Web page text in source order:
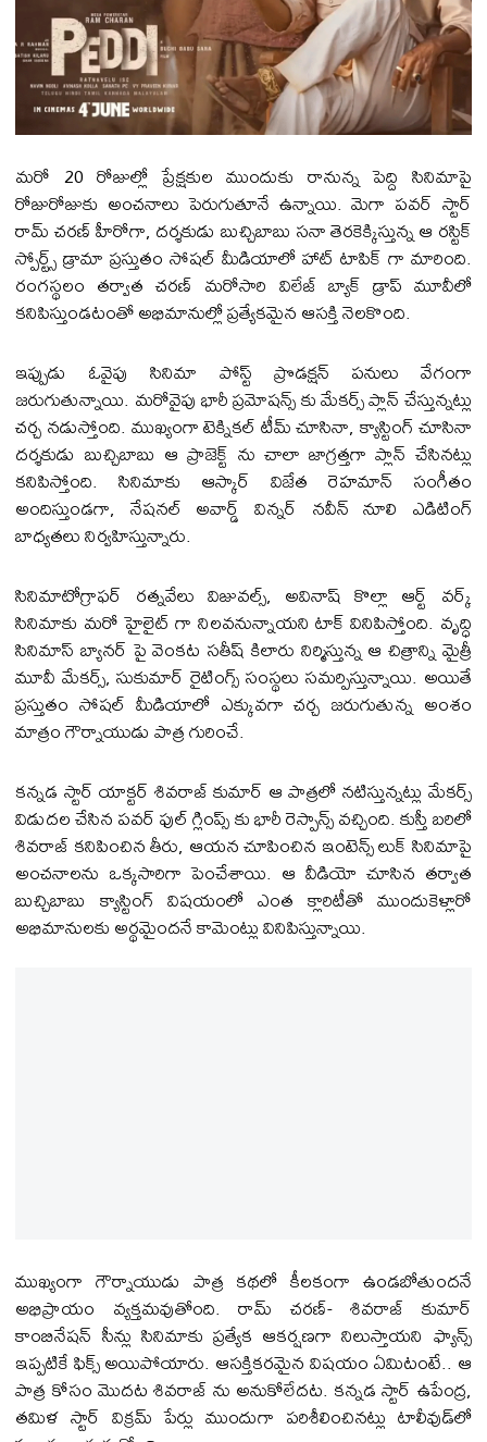
మరో 20 రోజుల్లో ప్రేక్షకుల ముందుకు రానున్న పెద్ది సినిమాపై
రోజురోజుకు అంచనాలు పెరుగుతూనే ఉన్నాయి. మెగా పవర్ స్టార్
రామ్ చరణ్ హీరోగా, దర్శకుడు బుచ్చిబాబు సనా తెరకెక్కిస్తున్న ఆ రస్టిక్
స్పోర్ట్స్ డ్రామా ప్రస్తుతం సోషల్ మీడియాలో హాట్ టాపిక్‌ గా మారింది.
రంగస్థలం తర్వాత చరణ్ మరోసారి విలేజ్ బ్యాక్‌ డ్రాప్‌ మూవీలో
కనిపిస్తుండటంతో అభిమానుల్లో ప్రత్యేకమైన ఆసక్తి నెలకొంది.
ఇప్పుడు ఓవైపు సినిమా పోస్ట్ ప్రొడక్షన్ పనులు వేగంగా
జరుగుతున్నాయి. మరోవైపు భారీ ప్రమోషన్స్‌ కు మేకర్స్ ప్లాన్ చేస్తున్నట్లు
చర్చ నడుస్తోంది. ముఖ్యంగా టెక్నికల్ టీమ్ చూసినా, క్యాస్టింగ్ చూసినా
దర్శకుడు బుచ్చిబాబు ఆ ప్రాజెక్ట్‌ ను చాలా జాగ్రత్తగా ప్లాన్ చేసినట్లు
కనిపిస్తోంది. సినిమాకు ఆస్కార్ విజేత రెహమాన్ సంగీతం
అందిస్తుండగా, నేషనల్ అవార్డ్ విన్నర్ నవీన్ నూలి ఎడిటింగ్
బాధ్యతలు నిర్వహిస్తున్నారు.
సినిమాటోగ్రాఫర్ రత్నవేలు విజువల్స్, అవినాష్ కొల్లా ఆర్ట్ వర్క్
సినిమాకు మరో హైలైట్‌ గా నిలవనున్నాయని టాక్ వినిపిస్తోంది. వృద్ధి
సినిమాస్ బ్యానర్‌ పై వెంకట సతీష్ కిలారు నిర్మిస్తున్న ఆ చిత్రాన్ని మైత్రీ
మూవీ మేకర్స్, సుకుమార్ రైటింగ్స్ సంస్థలు సమర్పిస్తున్నాయి. అయితే
ప్రస్తుతం సోషల్ మీడియాలో ఎక్కువగా చర్చ జరుగుతున్న అంశం
మాత్రం గౌర్నాయుడు పాత్ర గురించే.
కన్నడ స్టార్ యాక్టర్ శివరాజ్ కుమార్ ఆ పాత్రలో నటిస్తున్నట్లు మేకర్స్
విడుదల చేసిన పవర్‌ ఫుల్ గ్లింప్స్‌ కు భారీ రెస్పాన్స్ వచ్చింది. కుస్తీ బరిలో
శివరాజ్ కనిపించిన తీరు, ఆయన చూపించిన ఇంటెన్స్ లుక్ సినిమాపై
అంచనాలను ఒక్కసారిగా పెంచేశాయి. ఆ వీడియో చూసిన తర్వాత
బుచ్చిబాబు క్యాస్టింగ్ విషయంలో ఎంత క్లారిటీతో ముందుకెళ్లారో
అభిమానులకు అర్థమైందనే కామెంట్లు వినిపిస్తున్నాయి.
ముఖ్యంగా గౌర్నాయుడు పాత్ర కథలో కీలకంగా ఉండబోతుందనే
అభిప్రాయం వ్యక్తమవుతోంది. రామ్ చరణ్- శివరాజ్ కుమార్
కాంబినేషన్ సీన్లు సినిమాకు ప్రత్యేక ఆకర్షణగా నిలుస్తాయని ఫ్యాన్స్
ఇప్పటికే ఫిక్స్ అయిపోయారు. ఆసక్తికరమైన విషయం ఏమిటంటే.. ఆ
పాత్ర కోసం మొదట శివరాజ్ ను అనుకోలేదట. కన్నడ స్టార్ ఉపేంద్ర,
తమిళ స్టార్ విక్రమ్ పేర్లు ముందుగా పరిశీలించినట్లు టాలీవుడ్‌లో